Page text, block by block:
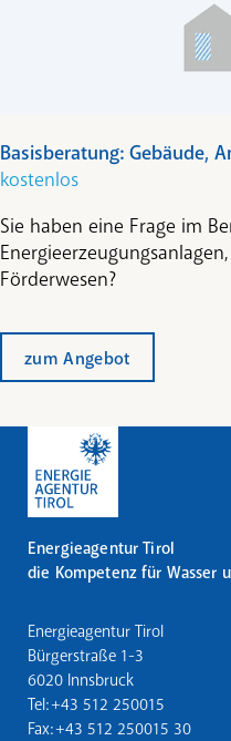
Basisberatung: Gebäude,
kostenlos
Sie haben eine Frage im
Förderwesen?
zum Angebot
Energieagentur Tirol
die Kompetenz für Wasser
Energieagentur Tirol
Bürgerstraße 1-3
6020 Innsbruck
Tel: +43 512 250015
Fax: +43 512 250015 30